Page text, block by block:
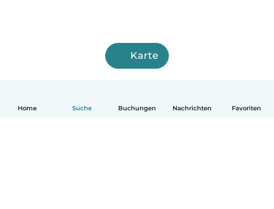
Home Suche Buchungen Nachrichten Favoriten
Karte